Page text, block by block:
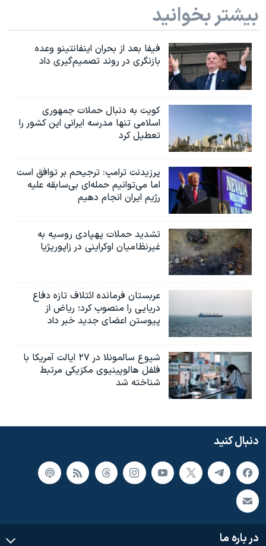
بیشتر بخوانید
فیفا بعد از بحران اینفانتینو وعده
بازنگری در روند تصمیم‌گیری داد
کویت به دنبال حملات جمهوری
اسلامی تنها مدرسه ایرانی این کشور را
تعطیل کرد
پرزیدنت ترامپ: ترجیحم بر توافق است
اما می‌توانیم حمله‌ای بی‌سابقه علیه
رژیم ایران انجام دهیم
تشدید حملات پهپادی روسیه به
غیرنظامیان اوکراینی در زاپوریژیا
عربستان فرمانده ائتلاف تازه دفاع
دریایی را منصوب کرد؛ ریاض از
پیوستن اعضای جدید خبر داد
شیوع سالمونلا در ۲۷ ایالت آمریکا با
فلفل هالوپینیوی مکزیکی مرتبط
شناخته شد
دنبال کنید
در باره ما